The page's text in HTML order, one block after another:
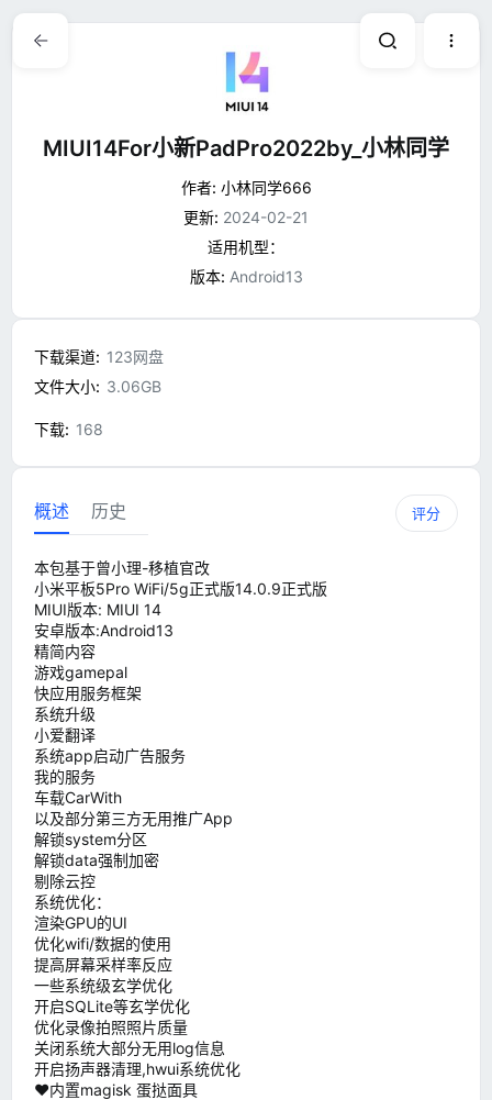
MIUI14For小新PadPro2022by_小林同学
作者: 小林同学666
更新: 2024-02-21
适用机型：
版本: Android13
下载渠道
123网盘
文件大小
3.06GB
下载 168
概述 历史 评分
本包基于曾小理-移植官改
小米平板5Pro WiFi/5g正式版14.0.9正式版
MIUI版本: MIUI 14
安卓版本:Android13
精简内容
游戏gamepal
快应用服务框架
系统升级
小爱翻译
系统app启动广告服务
我的服务
车载CarWith
以及部分第三方无用推广App
解锁system分区
解锁data强制加密
剔除云控
系统优化：
渲染GPU的UI
优化wifi/数据的使用
提高屏幕采样率反应
一些系统级玄学优化
开启SQLite等玄学优化
优化录像拍照照片质量
关闭系统大部分无用log信息
开启扬声器清理,hwui系统优化
❤️内置magisk 蛋挞面具